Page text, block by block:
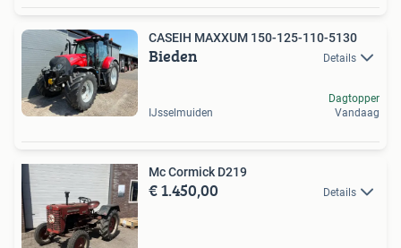
CASEIH MAXXUM 150-125-110-5130
Bieden Details
IJsselmuiden
Dagtopper
Vandaag
Mc Cormick D219
€ 1.450,00 Details